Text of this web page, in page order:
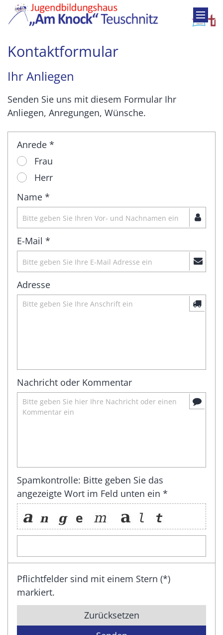
Zum Inhalt springen
Kontaktformular
Ihr Anliegen
Senden Sie uns mit diesem Formular Ihr
Anliegen, Anregungen, Wünsche.
Anrede *
Frau
Herr
Name *
E-Mail *
Adresse
Nachricht oder Kommentar
Spamkontrolle: Bitte geben Sie das
angezeigte Wort im Feld unten ein *
Pflichtfelder sind mit einem Stern (*)
markiert.
Zurücksetzen